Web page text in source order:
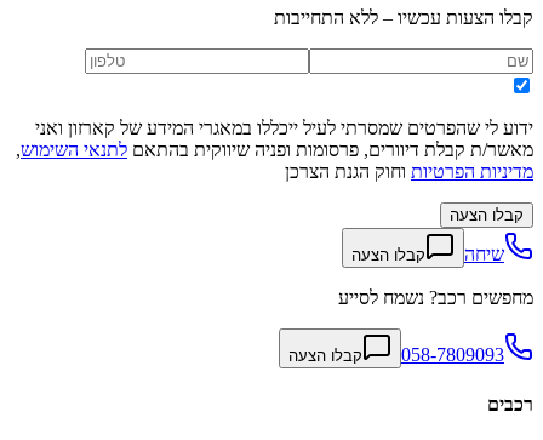
קבלו הצעות עכשיו – ללא התחייבות
ידוע לי שהפרטים שמסרתי לעיל ייכללו במאגרי המידע של קארזון ואני
מאשר/ת קבלת דיוורים, פרסומות ופניה שיווקית בהתאם לתנאי השימוש,
מדיניות הפרטיות וחוק הגנת הצרכן
קבלו הצעה
שיחה קבלו הצעה
מחפשים רכב? נשמח לסייע
058-7809093 קבלו הצעה
רכבים